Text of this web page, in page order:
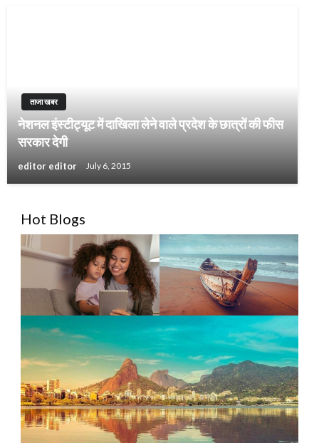
ताजा खबर
नेशनल इंस्टीट्यूट में दाखिला लेने वाले प्रदेश के छात्रों की फीस
सरकार देगी
editor editor July 6, 2015
Hot Blogs